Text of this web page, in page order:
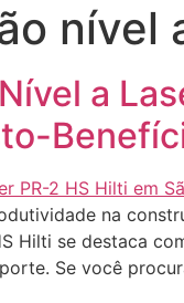
nível
a
na
Hilti se destaca
Se você